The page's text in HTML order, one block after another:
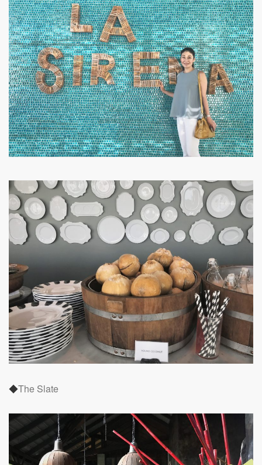
◆The Slate